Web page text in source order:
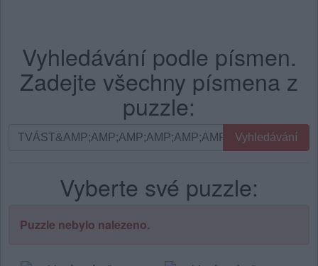
Vyhledávání podle písmen.
Zadejte všechny písmena z
puzzle:
Vyhledávání
písmena
Vyhledávání
Vyberte své puzzle:
Puzzle nebylo nalezeno.